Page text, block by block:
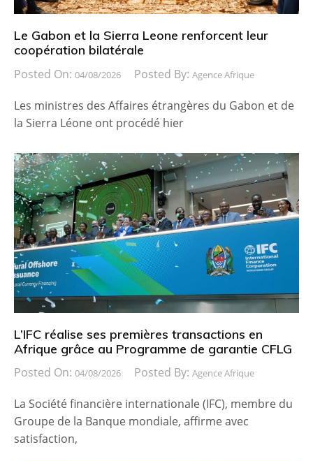
Le Gabon et la Sierra Leone renforcent leur
coopération bilatérale
Posted On: 04/08/2026 Posted By: Agence Afrique
Les ministres des Affaires étrangères du Gabon et de
la Sierra Léone ont procédé hier
L’IFC réalise ses premières transactions en
Afrique grâce au Programme de garantie CFLG
Posted On: 04/08/2026 Posted By: Agence Afrique
La Société financière internationale (IFC), membre du
Groupe de la Banque mondiale, affirme avec
satisfaction,